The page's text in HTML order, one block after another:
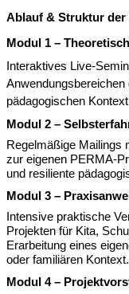
Ablauf & Struktur
Modul 1 –
Interaktives Live-
pädagogischen
Modul 2 –
Regelmäßige Mailings
zur eigenen PERMA-
und resiliente
Modul 3 –
Intensive praktische
Projekten für Kita,
Erarbeitung eines
oder familiären Kontext.
Modul 4 –